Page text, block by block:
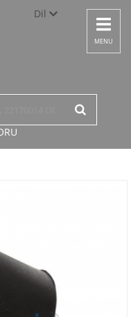
Dil
Türkçe
English
Toggle
MENU